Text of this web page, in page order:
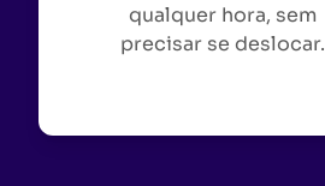
qualquer hora, sem
precisar se deslocar.